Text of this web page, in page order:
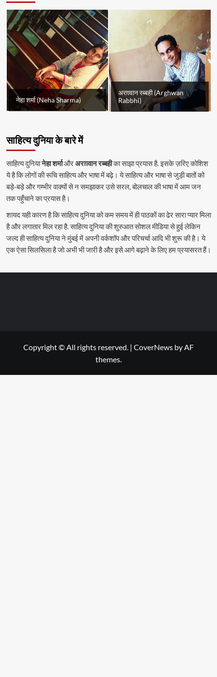
नेहा शर्मा (Neha Sharma)
अरग़वान रब्बही (Arghwan
Rabbhi)
साहित्य दुनिया के बारे में
साहित्य दुनियानेहा शर्माऔरअरग़वान रब्बहीका साझा प्रयास है. इसके ज़रिए कोशिश
ये है कि लोगों की रूचि साहित्य और भाषा में बढ़े। ये साहित्य और भाषा से जुड़ी बातों को
बड़े-बड़े और गम्भीर वाक्यों से न समझाकर उसे सरल, बोलचाल की भाषा में आम जन
तक पहुँचाने का प्रयास है।
शायद यही कारण है कि साहित्य दुनिया को कम समय में ही पाठकों का ढेर सारा प्यार मिला
है और लगातार मिल रहा है. साहित्य दुनिया की शुरुआत सोशल मीडिया से हुई लेकिन
जल्द ही साहित्य दुनिया ने मुंबई में अपनी वर्कशॉप और परिचर्चा आदि भी शुरू की है। ये
एक ऐसा सिलसिला है जो अभी भी जारी है और इसे आगे बढ़ाने के लिए हम प्रयासरत हैं।
Copyright © All rights reserved. | CoverNews by AF
themes.